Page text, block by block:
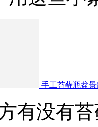
手工苔藓瓶盆
有没有